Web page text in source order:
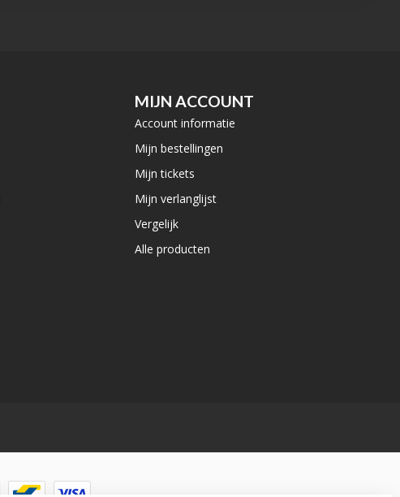
MIJN ACCOUNT
Account informatie
Mijn bestellingen
Mijn tickets
Mijn verlanglijst
Vergelijk
Alle producten